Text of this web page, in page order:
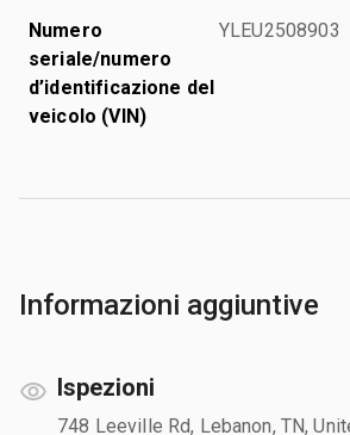
Numero
seriale/numero
d’identificazione del
veicolo (VIN)
YLEU2508903
Informazioni aggiuntive
Ispezioni
748 Leeville Rd, Lebanon, TN,